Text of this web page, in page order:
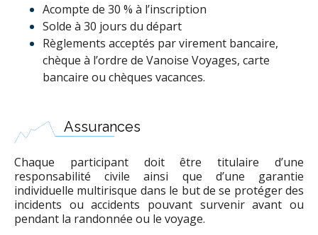
Acompte de 30 % à l’inscription
Solde à 30 jours du départ
Règlements acceptés par virement bancaire,
chèque à l’ordre de Vanoise Voyages, carte
bancaire ou chèques vacances.
Assurances
Chaque participant doit être titulaire d’une
responsabilité civile ainsi que d’une garantie
individuelle multirisque dans le but de se protéger des
incidents ou accidents pouvant survenir avant ou
pendant la randonnée ou le voyage.